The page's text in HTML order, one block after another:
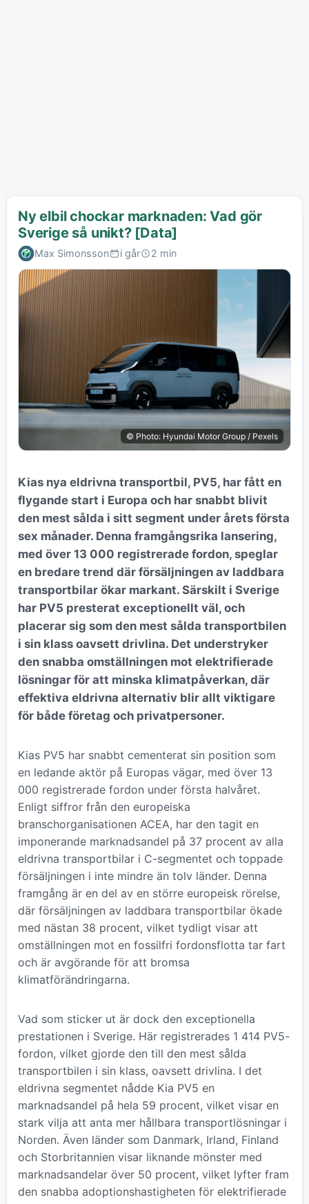
Ny elbil chockar marknaden: Vad gör
Sverige så unikt? [Data]
Max Simonsson i går 2 min
© Photo: Hyundai Motor Group / Pexels
Kias nya eldrivna transportbil, PV5, har fått en
flygande start i Europa och har snabbt blivit
den mest sålda i sitt segment under årets första
sex månader. Denna framgångsrika lansering,
med över 13 000 registrerade fordon, speglar
en bredare trend där försäljningen av laddbara
transportbilar ökar markant. Särskilt i Sverige
har PV5 presterat exceptionellt väl, och
placerar sig som den mest sålda transportbilen
i sin klass oavsett drivlina. Det understryker
den snabba omställningen mot elektrifierade
lösningar för att minska klimatpåverkan, där
effektiva eldrivna alternativ blir allt viktigare
för både företag och privatpersoner.
Kias PV5 har snabbt cementerat sin position som
en ledande aktör på Europas vägar, med över 13
000 registrerade fordon under första halvåret.
Enligt siffror från den europeiska
branschorganisationen ACEA, har den tagit en
imponerande marknadsandel på 37 procent av alla
eldrivna transportbilar i C-segmentet och toppade
försäljningen i inte mindre än tolv länder. Denna
framgång är en del av en större europeisk rörelse,
där försäljningen av laddbara transportbilar ökade
med nästan 38 procent, vilket tydligt visar att
omställningen mot en fossilfri fordonsflotta tar fart
och är avgörande för att bromsa
klimatförändringarna.
Vad som sticker ut är dock den exceptionella
prestationen i Sverige. Här registrerades 1 414 PV5-
fordon, vilket gjorde den till den mest sålda
transportbilen i sin klass, oavsett drivlina. I det
eldrivna segmentet nådde Kia PV5 en
marknadsandel på hela 59 procent, vilket visar en
stark vilja att anta mer hållbara transportlösningar i
Norden. Även länder som Danmark, Irland, Finland
och Storbritannien visar liknande mönster med
marknadsandelar över 50 procent, vilket lyfter fram
den snabba adoptionshastigheten för elektrifierade